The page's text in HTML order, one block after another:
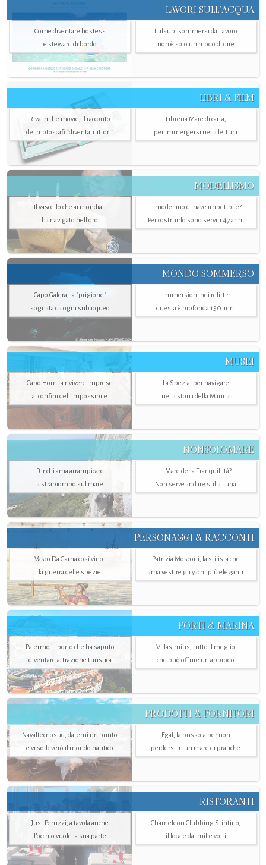
LAVORI SULL’ACQUA
Come diventare hostess
e steward di bordo
Italsub: sommersi dal lavoro
non è solo un modo di dire
LIBRI & FILM
Riva in the movie, il racconto
dei motoscafi “diventati attori”
Libreria Mare di carta,
per immergersi nella lettura
MODELLISMO
Il vascello che ai mondiali
ha navigato nell’oro
Il modellino di nave irripetibile?
Per costruirlo sono serviti 47 anni
MONDO SOMMERSO
Capo Galera, la "prigione"
sognata da ogni subacqueo
Immersioni nei relitti:
questa è profonda 150 anni
MUSEI
Capo Horn fa rivivere imprese
ai confini dell’impossibile
La Spezia. per navigare
nella storia della Marina
NONSOLOMARE
Per chi ama arrampicare
a strapiombo sul mare
Il Mare della Tranquillità?
Non serve andare sulla Luna
PERSONAGGI & RACCONTI
Vasco Da Gama così vince
la guerra delle spezie
Patrizia Mosconi, la stilista che
ama vestire gli yacht più eleganti
PORTI & MARINA
Palermo, il porto che ha saputo
diventare attrazione turistica
Villasimius, tutto il meglio
che può offrire un approdo
PRODOTTI & FORNITORI
Navaltecnosud, datemi un punto
e vi solleverò il mondo nautico
Egaf, la bussola per non
perdersi in un mare di pratiche
RISTORANTI
Just Peruzzi, a tavola anche
l’occhio vuole la sua parte
Chameleon Clubbing Stintino,
il locale dai mille volti